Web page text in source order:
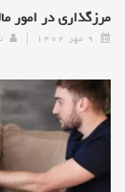
مرزگذاری در امور
۹ مهر ۱۴۰۲